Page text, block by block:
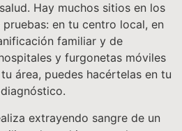
Hay muchos sitios en los
en tu centro local, en
familiar y de
y furgonetas móviles
área, puedes hacértelas en tu
extrayendo sangre de un